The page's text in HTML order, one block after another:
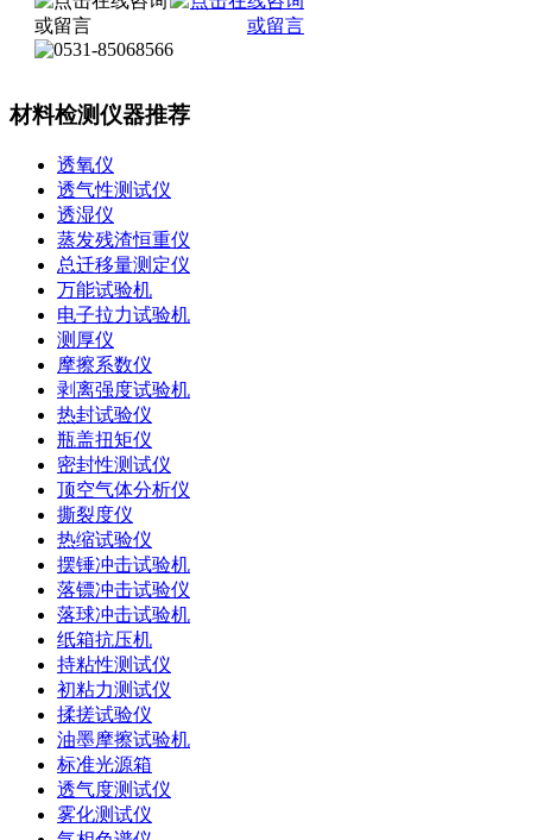
材料检测仪器推荐
透氧仪
透气性测试仪
透湿仪
蒸发残渣恒重仪
总迁移量测定仪
万能试验机
电子拉力试验机
测厚仪
摩擦系数仪
剥离强度试验机
热封试验仪
瓶盖扭矩仪
密封性测试仪
顶空气体分析仪
撕裂度仪
热缩试验仪
摆锤冲击试验机
落镖冲击试验仪
落球冲击试验机
纸箱抗压机
持粘性测试仪
初粘力测试仪
揉搓试验仪
油墨摩擦试验机
标准光源箱
透气度测试仪
雾化测试仪